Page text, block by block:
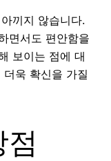
끼지 않습니다.
면서도 편안함을
보이는 점에 대
욱 확신을 가질